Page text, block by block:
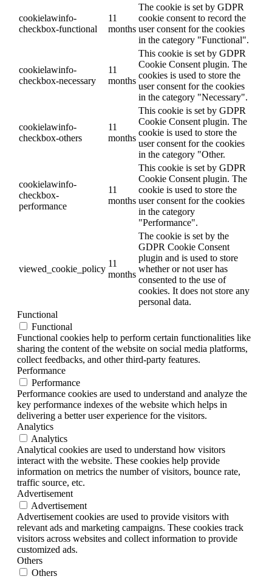
cookielawinfo-
checkbox-functional
11
months
The cookie is set by GDPR
cookie consent to record the
user consent for the cookies
in the category "Functional".
cookielawinfo-
checkbox-necessary
11
months
This cookie is set by GDPR
Cookie Consent plugin. The
cookies is used to store the
user consent for the cookies
in the category "Necessary".
cookielawinfo-
checkbox-others
11
months
This cookie is set by GDPR
Cookie Consent plugin. The
cookie is used to store the
user consent for the cookies
in the category "Other.
cookielawinfo-
checkbox-
performance
11
months
This cookie is set by GDPR
Cookie Consent plugin. The
cookie is used to store the
user consent for the cookies
in the category
"Performance".
viewed_cookie_policy
11
months
The cookie is set by the
GDPR Cookie Consent
plugin and is used to store
whether or not user has
consented to the use of
cookies. It does not store any
personal data.
Functional
Functional
Functional cookies help to perform certain functionalities like
sharing the content of the website on social media platforms,
collect feedbacks, and other third-party features.
Performance
Performance
Performance cookies are used to understand and analyze the
key performance indexes of the website which helps in
delivering a better user experience for the visitors.
Analytics
Analytics
Analytical cookies are used to understand how visitors
interact with the website. These cookies help provide
information on metrics the number of visitors, bounce rate,
traffic source, etc.
Advertisement
Advertisement
Advertisement cookies are used to provide visitors with
relevant ads and marketing campaigns. These cookies track
visitors across websites and collect information to provide
customized ads.
Others
Others